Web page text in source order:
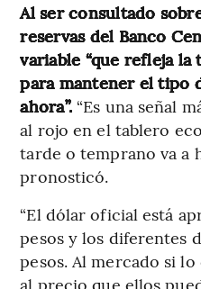
Al ser consultado
reservas del Banco
variable “que refleja
para mantener el tipo
ahora”. “Es una señal
al rojo en el tablero
tarde o temprano va a
pronosticó.
“El dólar oficial está
pesos y los diferentes
pesos. Al mercado si
al precio que ellos